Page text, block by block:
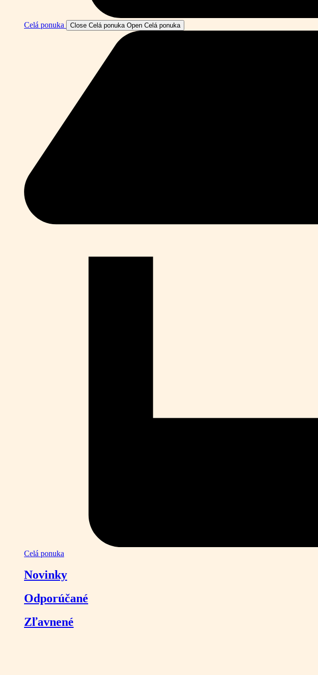
Celá ponuka Close Celá ponuka Open Celá ponuka
Celá ponuka
Novinky
Odporúčané
Zľavnené